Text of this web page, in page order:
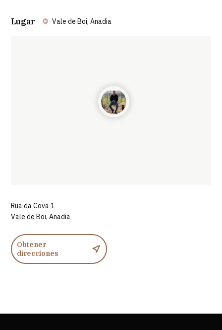
Lugar Vale de Boi, Anadia
Rua da Cova 1
Vale de Boi, Anadia
Obtener
direcciones